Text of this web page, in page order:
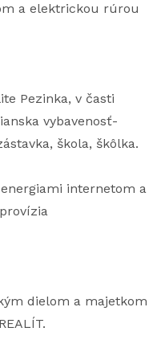
a elektrickou rúrou
Pezinka, v časti
vybavenosť-
škola, škôlka.
internetom a
dielom a majetkom